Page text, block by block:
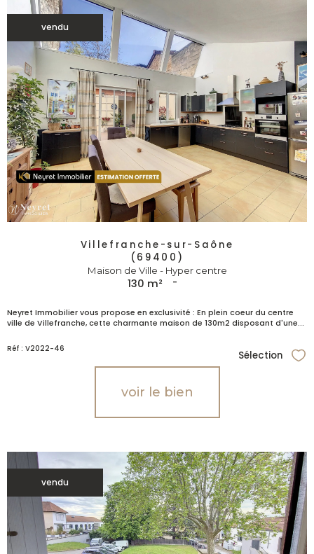
vendu
Villefranche-sur-Saône
(69400)
Maison de Ville - Hyper centre
130 m² -
Neyret Immobilier vous propose en exclusivité : En plein coeur du centre
ville de Villefranche, cette charmante maison de 130m2 disposant d'une...
Réf : V2022-46
Sélection
voir le bien
vendu